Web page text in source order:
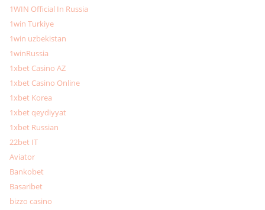
1WIN Official In Russia
1win Turkiye
1win uzbekistan
1winRussia
1xbet Casino AZ
1xbet Casino Online
1xbet Korea
1xbet qeydiyyat
1xbet Russian
22bet IT
Aviator
Bankobet
Basaribet
bizzo casino